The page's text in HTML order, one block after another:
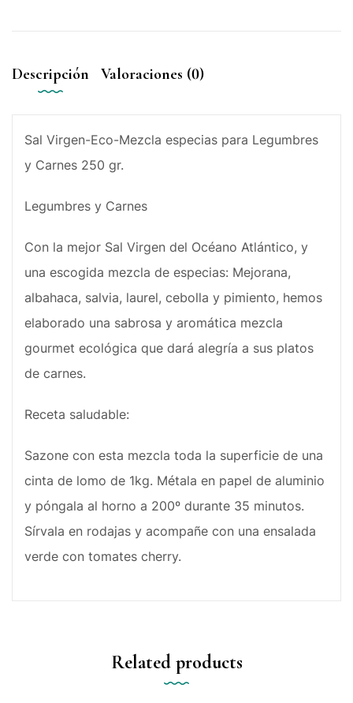
Descripción Valoraciones (0)
Sal Virgen-Eco-Mezcla especias para Legumbres
y Carnes 250 gr.
Legumbres y Carnes
Con la mejor Sal Virgen del Océano Atlántico, y
una escogida mezcla de especias: Mejorana,
albahaca, salvia, laurel, cebolla y pimiento, hemos
elaborado una sabrosa y aromática mezcla
gourmet ecológica que dará alegría a sus platos
de carnes.
Receta saludable:
Sazone con esta mezcla toda la superficie de una
cinta de lomo de 1kg. Métala en papel de aluminio
y póngala al horno a 200º durante 35 minutos.
Sírvala en rodajas y acompañe con una ensalada
verde con tomates cherry.
Related products